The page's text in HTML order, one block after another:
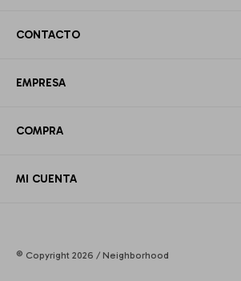
CONTACTO
EMPRESA
COMPRA
MI CUENTA
© Copyright 2026 / Neighborhood